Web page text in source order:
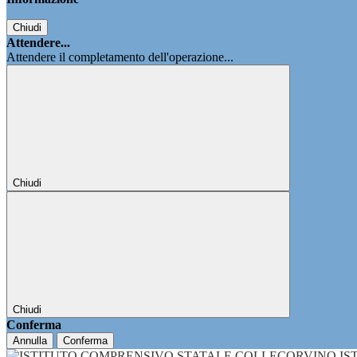
Chiudi
Attendere...
Attendere il completamento dell'operazione...
Chiudi
Chiudi
Conferma
Annulla Conferma